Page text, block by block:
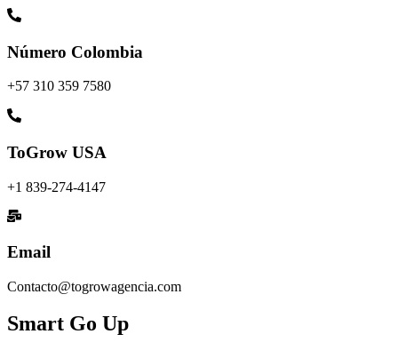
Número Colombia
+57 310 359 7580
ToGrow USA
+1 839-274-4147
Email
Contacto@togrowagencia.com
Smart Go Up